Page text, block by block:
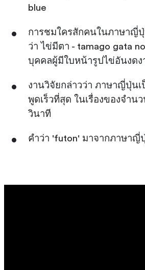
blue
การชมใครสักคนในภาษาญี่ปุ่
ว่า ไข่มีตา - tamago gata
บุคคลผู้มีใบหน้ารูปไข่อันงดง
งานวิจัยกล่าวว่า ภาษาญี่ปุ่น
พูดเร็วที่สุด ในเรื่องของจำน
วินาที
คำว่า 'futon' มาจากภาษาญี่